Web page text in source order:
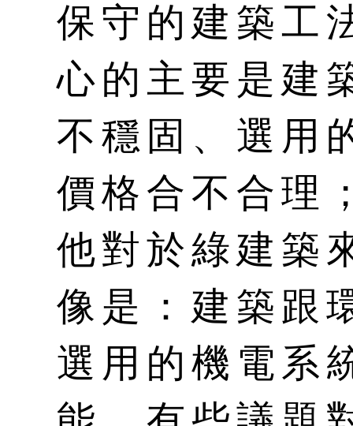
保守的建築工
心的主要是建
不穩固、選用
價格合不合理
他對於綠建築
像是：建築跟
選用的機電系